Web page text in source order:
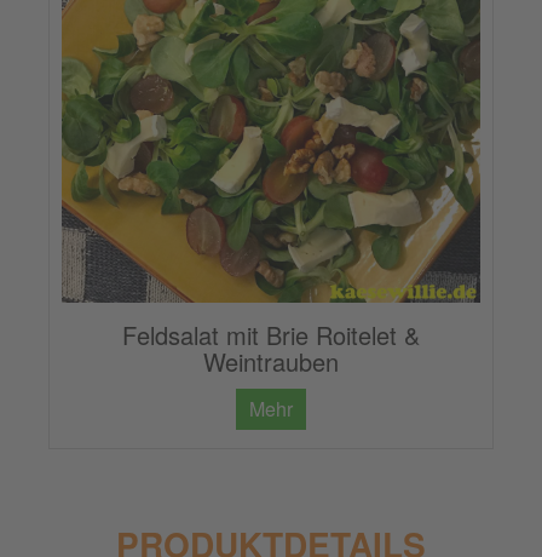
Feldsalat mit Brie Roitelet &
Weintrauben
Mehr
PRODUKTDETAILS